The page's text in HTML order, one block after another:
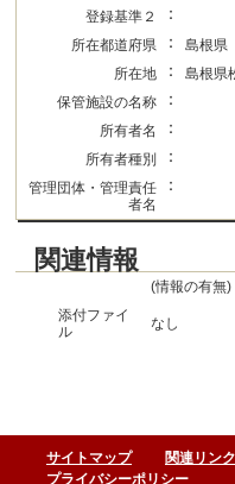
登録基準２
：
所在都道府県 ：
島根県
所在地
：
島根県
保管施設の名称
：
所有者名 ：
所有者種別 ：
管理団体・管理責任
者名
：
関連情報
(情報の有無)
添付ファイ
ル
なし
サイトマップ 関連リンク
プライバシーポリシー